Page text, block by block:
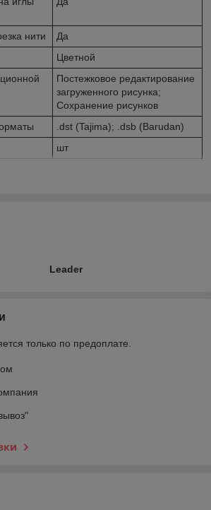
нити
Да
Цветной
Постежковое редактирование
загруженного рисунка;
Сохранение рисунков
.dst (Tajima); .dsb (Barudan)
шт
Leader
только по предоплате.